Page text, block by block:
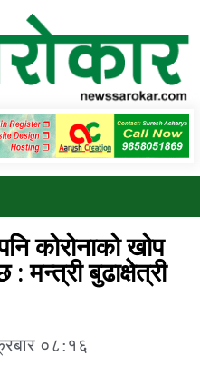
जुम्ला सुचना सन्देश
कोरोनाको खोप
मन्त्री बुढाक्षेत्री
०८:१६